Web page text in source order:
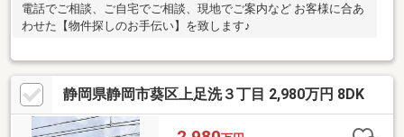
電話でご相談、ご自宅でご相談、現地でご案内など お客様に合あ
わせた【物件探しのお手伝い】を致します♪
静岡県静岡市葵区上足洗３丁目 2,980万円 8DK